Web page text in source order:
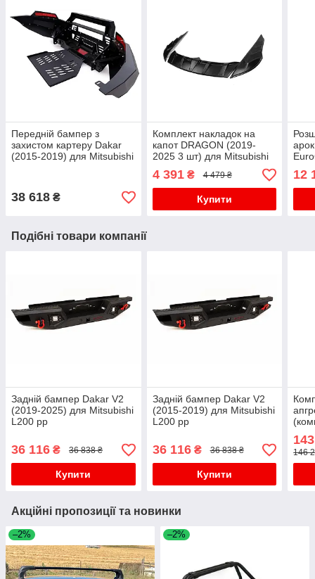
Передній бампер з
захистом картеру Dakar
(2015-2019) для Mitsubishi
38 618 ₴
Комплект накладок на
капот DRAGON (2019-
2025 3 шт) для Mitsubishi
L200 рр
4 391₴ 4 479 ₴
Купити
12
Подібні товари компанії
Задній бампер Dakar V2
(2019-2025) для Mitsubishi
L200 рр
36 116 ₴ 36 838 ₴
Купити
Задній бампер Dakar V2
(2015-2019) для Mitsubishi
L200 рр
36 116₴ 36 838 ₴
Купити
146
Акційні пропозиції та новинки
–2% –2%